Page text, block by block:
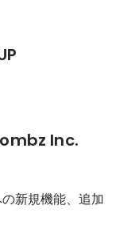
Inc.
新規機能、追加